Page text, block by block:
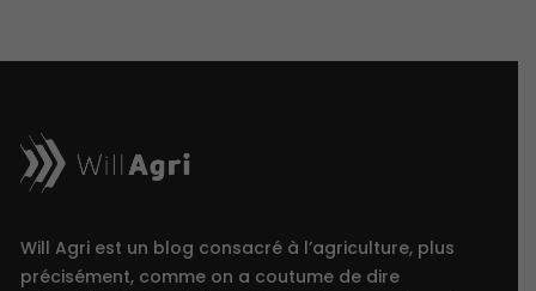
Will Agri est un blog consacré à l’agriculture, plus
précisément, comme on a coutume de dire